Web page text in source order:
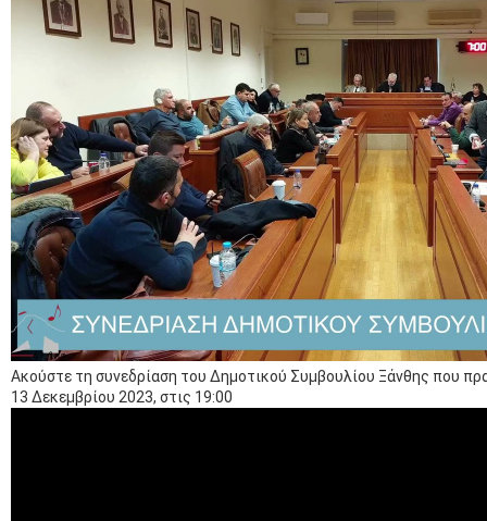
Ακούστε τη συνεδρίαση του Δημοτικού Συμβουλίου Ξάνθης που
13 Δεκεμβρίου 2023, στις 19:00